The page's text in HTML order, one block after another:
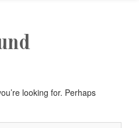
looking for. Perhaps